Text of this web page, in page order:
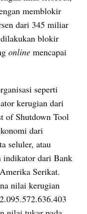
memblokir
dari 345 miliar
blokir
online mencapai
seperti
of Shutdown Tool
dari
seluler, atau
indikator dari Bank
Serikat.
nilai kerugian